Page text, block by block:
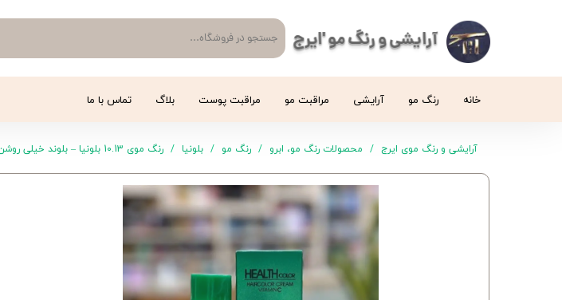
آرایشی و رنگ مو 'ایرج
خانه رنگ مو آرایشی مراقبت مو مراقبت پوست بلاگ تماس با ما
آرایشی و رنگ موی ایرج محصولات رنگ مو، ابرو رنگ مو بلونیا رنگ موی 10.13 بلونیا – بلوند خیلی روشن بژ